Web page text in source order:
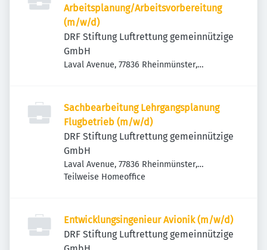
Arbeitsplanung/Arbeitsvorbereitung
(m/w/d)
DRF Stiftung Luftrettung gemeinnützige
GmbH
Laval Avenue, 77836 Rheinmünster,
Sachbearbeitung Lehrgangsplanung
Flugbetrieb (m/w/d)
DRF Stiftung Luftrettung gemeinnützige
GmbH
Laval Avenue, 77836 Rheinmünster,
Deutschland
Teilweise Homeoffice
Entwicklungsingenieur Avionik (m/w/d)
DRF Stiftung Luftrettung gemeinnützige